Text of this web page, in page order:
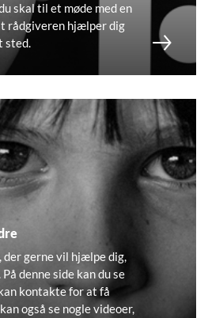
skal til et møde med en
rådgiveren hjælper dig
sted.
der gerne vil hjælpe dig,
denne side kan du se
kontakte for at få
også se nogle videoer,